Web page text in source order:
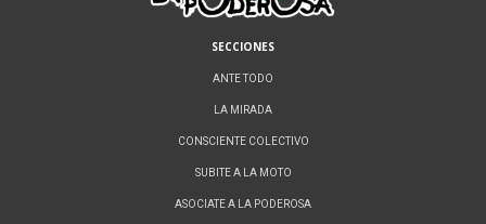
SECCIONES
ANTE TODO
LA MIRADA
CONSCIENTE COLECTIVO
SUBITE A LA MOTO
ASOCIATE A LA PODEROSA